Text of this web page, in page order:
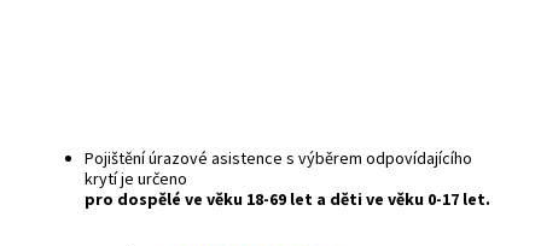
Pojištění úrazové asistence s výběrem odpovídajícího
krytí je určeno
pro dospělé ve věku 18-69 let a děti ve věku 0-17 let.